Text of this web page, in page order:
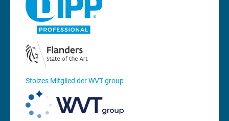
Stolzes Mitglied der WVT group